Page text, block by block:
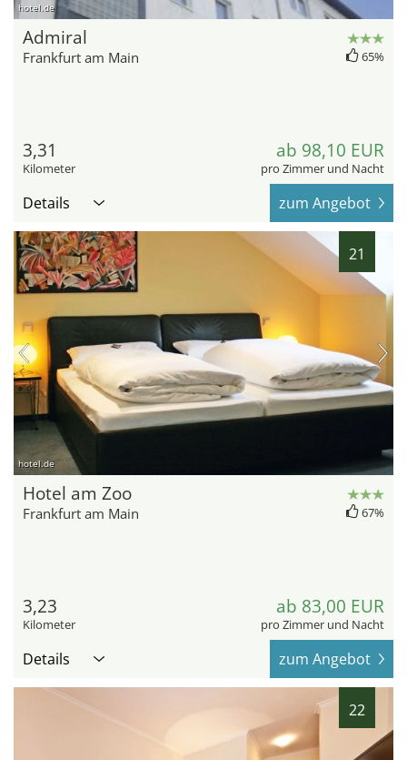
hotel.de
Admiral
Frankfurt am Main 65%
3,31
Kilometer
ab 98,10 EUR
pro Zimmer und Nacht
Details zum Angebot
21
hotel.de
Hotel am Zoo
Frankfurt am Main 67%
3,23
Kilometer
ab 83,00 EUR
pro Zimmer und Nacht
Details zum Angebot
22